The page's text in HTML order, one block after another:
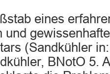
eines
und
(Sandkühler in:
BNotO 5.